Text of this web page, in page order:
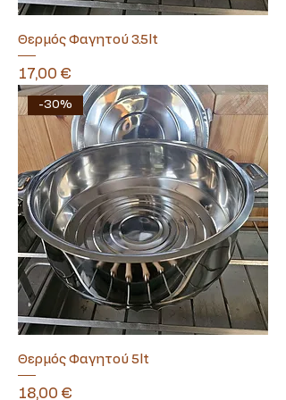
Θερμός Φαγητού 3.5lt
Τιμή
17,00 €
-30%
Θερμός Φαγητού 5lt
Τιμή
18,00 €